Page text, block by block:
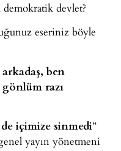
devlet?
eseriniz böyle
ben
razı
içimize sinmedi”
yayın yönetmeni